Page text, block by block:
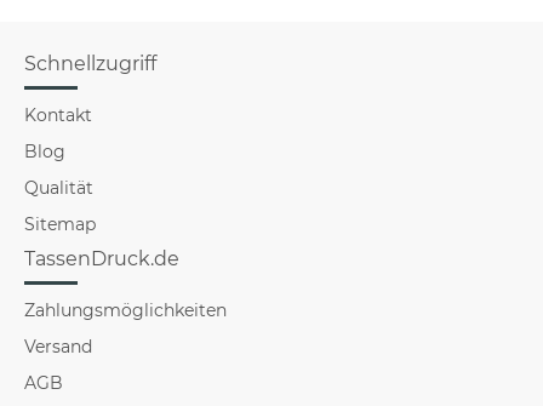
Schnellzugriff
Kontakt
Blog
Qualität
Sitemap
TassenDruck.de
Zahlungsmöglichkeiten
Versand
AGB